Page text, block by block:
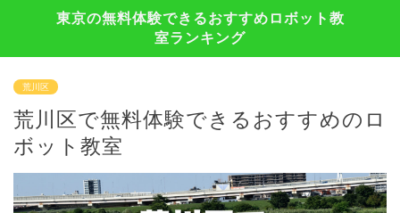
東京の無料体験できるおすすめロボット教
室ランキング
荒川区
荒川区で無料体験できるおすすめのロ
ボット教室